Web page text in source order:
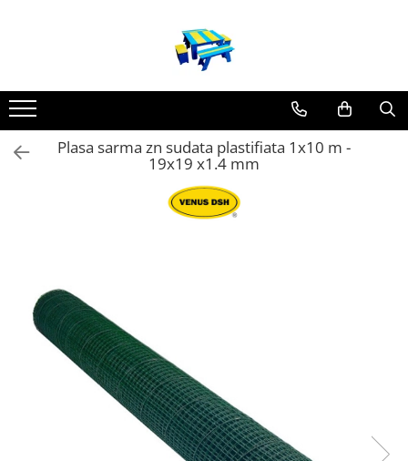
Mobilier Exterior
Articole pentru gradina
Atomizoare
Plasa sarma galvanizata zincata
Plase umbrire
Plase anti insecte
Plase anti pasari
Plase anti buruieni
Plase castraveti
Plasa sarma zn sudata plastifiata 1x10 m -
19x19 x1.4 mm